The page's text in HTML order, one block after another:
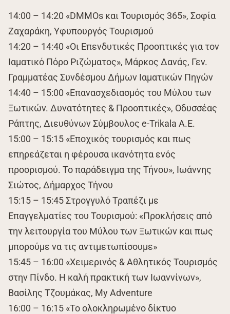
14:00 – 14:20 «DMΜOs και Τουρισμός 365», Σοφία
Ζαχαράκη, Υφυπουργός Τουρισμού
14:20 – 14:40 «Οι Επενδυτικές Προοπτικές για τον
Ιαματικό Πόρο Ριζώματος», Μάρκος Δανάς, Γεν.
Γραμματέας Συνδέσμου Δήμων Ιαματικών Πηγών
14:40 – 15:00 «Επανασχεδιασμός του Μύλου των
Ξωτικών. Δυνατότητες & Προοπτικές», Οδυσσέας
Ράπτης, Διευθύνων Σύμβουλος e-Trikala Α.Ε.
15:00 – 15:15 «Εποχικός τουρισμός και πως
επηρεάζεται η φέρουσα ικανότητα ενός
προορισμού. Το παράδειγμα της Τήνου», Ιωάννης
Σιώτος, Δήμαρχος Τήνου
15:15 – 15:45 Στρογγυλό Τραπέζι με
Επαγγελματίες του Τουρισμού: «Προκλήσεις από
την λειτουργία του Μύλου των Ξωτικών και πως
μπορούμε να τις αντιμετωπίσουμε»
15:45 – 16:00 «Χειμερινός & Αθλητικός Τουρισμός
στην Πίνδο. H καλή πρακτική των Ιωαννίνων»,
Βασίλης Τζουμάκας, My Adventure
16:00 – 16:15 «Το ολοκληρωμένο δίκτυο